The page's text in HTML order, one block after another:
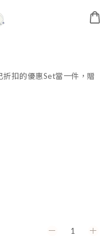
扣的優惠Set當一件，贈